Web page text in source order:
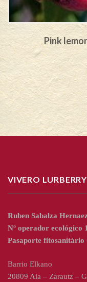
Pink
VIVERO
Ruben Sabalza
Nº operador ecológico
Pasaporte fitosanitário
Barrio Elkano
20809 Aia – Zarautz –